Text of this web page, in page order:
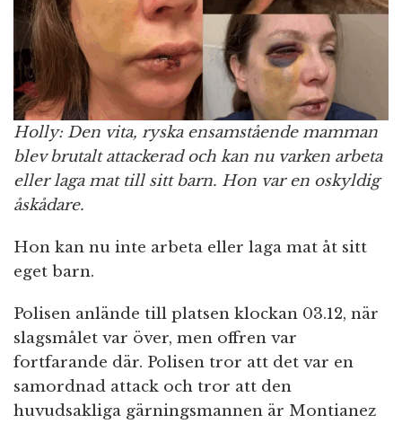
Holly: Den vita, ryska ensamstående mamman
blev brutalt attackerad och kan nu varken arbeta
eller laga mat till sitt barn. Hon var en oskyldig
åskådare.
Hon kan nu inte arbeta eller laga mat åt sitt
eget barn.
Polisen anlände till platsen klockan 03.12, när
slagsmålet var över, men offren var
fortfarande där. Polisen tror att det var en
samordnad attack och tror att den
huvudsakliga gärningsmannen är Montianez